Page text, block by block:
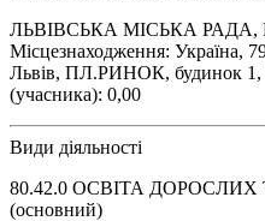
ЛЬВІВСЬКА МІСЬКА РАДА,
Місцезнаходження: Україна,
Львів, ПЛ.РИНОК, будинок 1,
(учасника): 0,00
Види діяльності
80.42.0 ОСВІТА
(основний)